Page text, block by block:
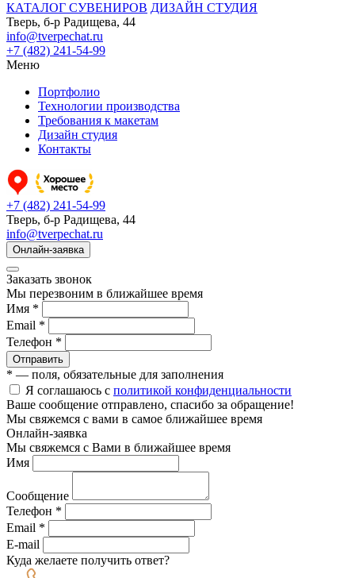
КАТАЛОГ СУВЕНИРОВ ДИЗАЙН СТУДИЯ
Тверь, б-р Радищева, 44
info@tverpechat.ru
+7 (482) 241-54-99
Меню
Портфолио
Технологии производства
Требования к макетам
Дизайн студия
Контакты
+7 (482) 241-54-99
Тверь, б-р Радищева, 44
info@tverpechat.ru
Онлайн-заявка
Заказать звонок
Мы перезвоним в ближайшее время
Имя *
Email *
Телефон *
Отправить
* — поля, обязательные для заполнения
Я соглашаюсь с политикой конфиденциальности
Ваше сообщение отправлено, спасибо за обращение!
Мы свяжемся с вами в самое ближайшее время
Онлайн-заявка
Мы свяжемся с Вами в ближайшее время
Имя
Сообщение
Телефон *
Email *
E-mail
Куда желаете получить ответ?